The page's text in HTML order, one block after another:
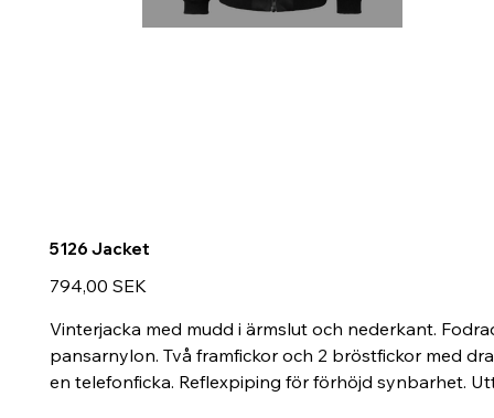
5126 Jacket
Prix
794,00 SEK
Vinterjacka med mudd i ärmslut och nederkant.
pansarnylon. Två framfickor och 2 bröstfickor med
en telefonficka. Reflexpiping för förhöjd synbarhet.